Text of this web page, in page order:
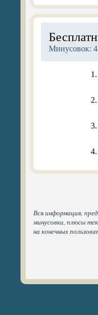
Минусовок: 4
1.
2.
3.
4.
Вся информация,
минусовки, плюсы
на конечных